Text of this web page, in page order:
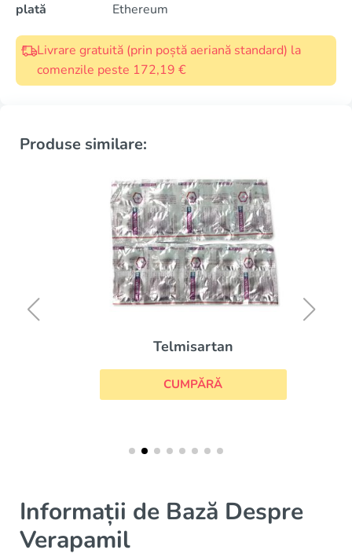
plată
Ethereum
Livrare gratuită (prin poștă aeriană standard) la
comenzile peste 172,19 €
Produse similare:
Telmisartan
CUMPĂRĂ
Informații de Bază Despre
Verapamil